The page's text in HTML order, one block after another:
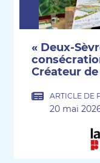
« Deux-
Créateur
ARTICLE DE
20 mai